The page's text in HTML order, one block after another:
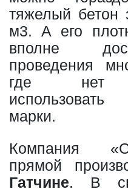
тяжелый бетон
м3. А его
вполне
проведения
где нет
марки.
Компания
прямой
Гатчине. В